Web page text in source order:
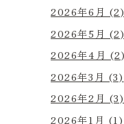
2026年6月 (2)
2026年5月 (2)
2026年4月 (2)
2026年3月 (3)
2026年2月 (3)
2026年1月 (1)